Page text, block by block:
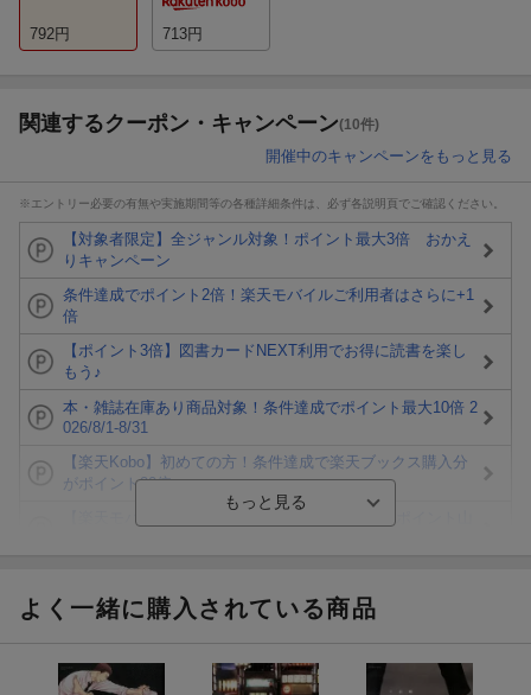
792円 713円
関連するクーポン・キャンペーン(10件)
開催中のキャンペーンをもっと見る
※エントリー必要の有無や実施期間等の各種詳細条件は、必ず各説明頁でご確認ください。
【対象者限定】全ジャンル対象！ポイント最大3倍 おかえ
りキャンペーン
条件達成でポイント2倍！楽天モバイルご利用者はさらに+1
倍
【ポイント3倍】図書カードNEXT利用でお得に読書を楽し
もう♪
本・雑誌在庫あり商品対象！条件達成でポイント最大10倍 2
026/8/1-8/31
【楽天Kobo】初めての方！条件達成で楽天ブックス購入分
がポイント20倍
ト山分け
エントリー＆3,000円以上購入で無料データSIM（3GB/月プ
よく一緒に購入されている商品